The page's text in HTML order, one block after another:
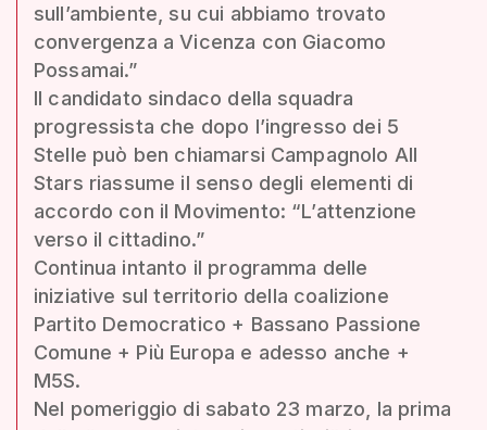
sull’ambiente, su cui abbiamo trovato
convergenza a Vicenza con Giacomo
Possamai.”
Il candidato sindaco della squadra
progressista che dopo l’ingresso dei 5
Stelle può ben chiamarsi Campagnolo All
Stars riassume il senso degli elementi di
accordo con il Movimento: “L’attenzione
verso il cittadino.”
Continua intanto il programma delle
iniziative sul territorio della coalizione
Partito Democratico + Bassano Passione
Comune + Più Europa e adesso anche +
M5S.
Nel pomeriggio di sabato 23 marzo, la prima